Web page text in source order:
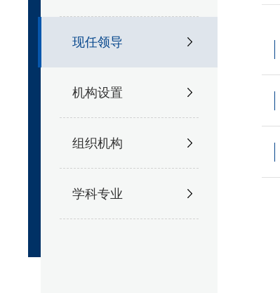
现任领导
机构设置
组织机构
学科专业